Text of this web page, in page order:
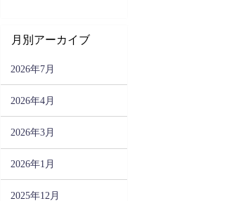
月別アーカイブ
2026年7月
2026年4月
2026年3月
2026年1月
2025年12月